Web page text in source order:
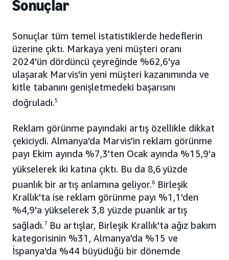
Sonuçlar
Sonuçlar tüm temel istatistiklerde hedeflerin
üzerine çıktı. Markaya yeni müşteri oranı
2024'ün dördüncü çeyreğinde %62,6'ya
ulaşarak Marvis'in yeni müşteri kazanımında ve
kitle tabanını genişletmedeki başarısını
doğruladı.5
Reklam görünme payındaki artış özellikle dikkat
çekiciydi. Almanya'da Marvis'in reklam görünme
payı Ekim ayında %7,3'ten Ocak ayında %15,9'a
yükselerek iki katına çıktı. Bu da 8,6yüzde
puanlık bir artış anlamına geliyor.6 Birleşik
Krallık'ta ise reklam görünme payı %1,1'den
%4,9'a yükselerek 3,8 yüzde puanlık artış
sağladı.7 Bu artışlar, Birleşik Krallık'ta ağız bakım
kategorisinin %31, Almanya'da %15 ve
İspanya'da %44 büyüdüğü bir dönemde